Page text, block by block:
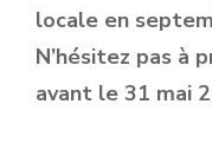
locale en
N’hésitez pas à
avant le 31 mai